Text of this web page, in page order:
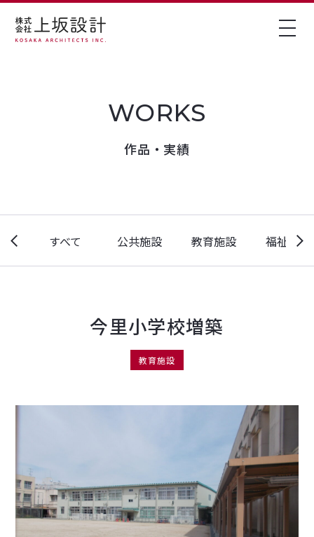
作品・実績
すべて 公共施設 教育施設 福祉施設
今里小学校増築
教育施設